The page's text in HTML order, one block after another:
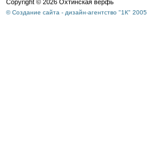
Copyright © 2026 Охтинская верфь
© Создание сайта - дизайн-агентство "1К" 2005